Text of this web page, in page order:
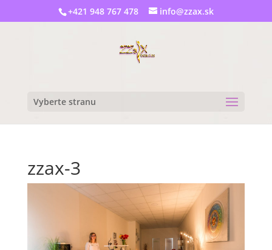
+421 948 767 478 info@zzax.sk
Vyberte stranu
zzax-3